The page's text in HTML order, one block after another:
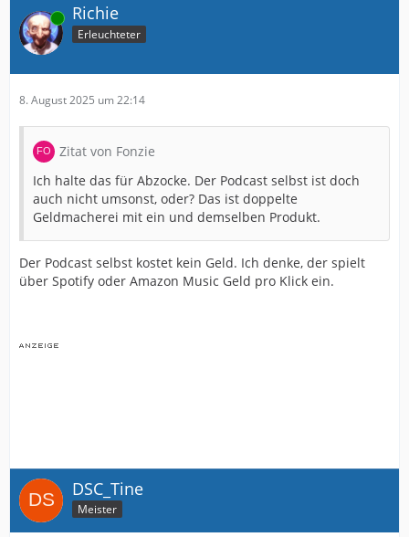
Online Richie
Erleuchteter
8. August 2025 um 22:14
Zitat von Fonzie
Ich halte das für Abzocke. Der Podcast selbst ist doch
auch nicht umsonst, oder? Das ist doppelte
Geldmacherei mit ein und demselben Produkt.
Der Podcast selbst kostet kein Geld. Ich denke, der spielt
über Spotify oder Amazon Music Geld pro Klick ein.
DSC_Tine
Meister